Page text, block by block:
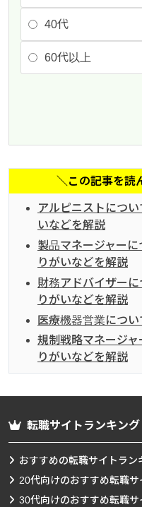
40代
60代以上
＼この記事を読
アルピニストにつ
いなどを解説
製品マネージャー
りがいなどを解説
財務アドバイザー
りがいなどを解説
医療機器営業につい
規制戦略マネージ
りがいなどを解説
転職サイトランキング
おすすめの転職サイトラン
20代向けのおすすめ転職サ
30代向けのおすすめ転職サ